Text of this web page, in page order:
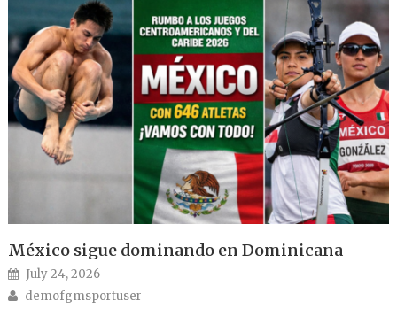
México sigue dominando en Dominicana
Posted on
July 24, 2026
Author
demofgmsportuser